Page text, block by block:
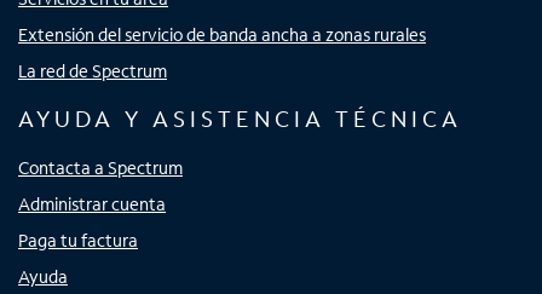
Extensión del servicio de banda ancha a zonas rurales
La red de Spectrum
AYUDA Y ASISTENCIA TÉCNICA
Contacta a Spectrum
Administrar cuenta
Paga tu factura
Ayuda